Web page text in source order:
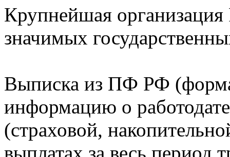
Крупнейшая
значимых
Выписка из ПФ РФ
информацию о
(страховой,
выплатах за весь период